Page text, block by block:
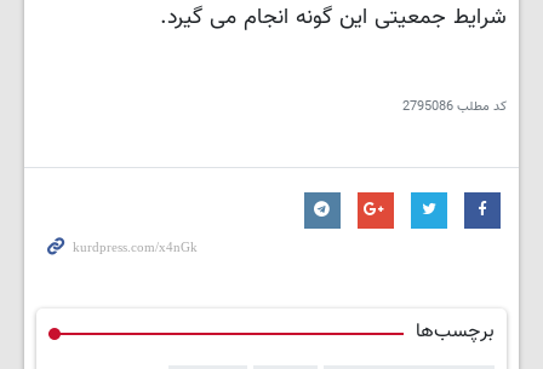
شرایط جمعیتی این گونه انجام می گیرد.
کد مطلب2795086
برچسب‌ها